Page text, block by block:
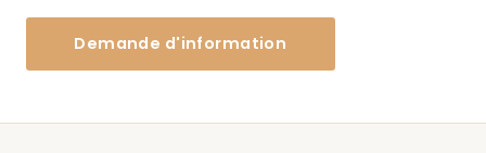
Demande d'information